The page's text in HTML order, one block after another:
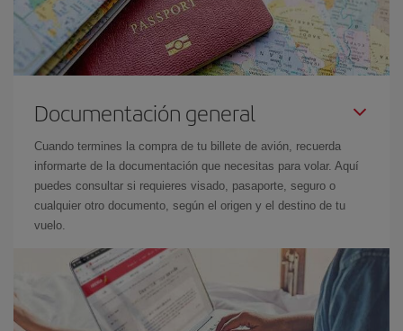
Documentación general
Cuando termines la compra de tu billete de avión, recuerda
informarte de la documentación que necesitas para volar. Aquí
puedes consultar si requieres visado, pasaporte, seguro o
cualquier otro documento, según el origen y el destino de tu
vuelo.